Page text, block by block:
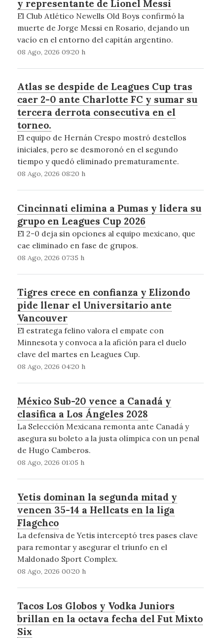
y representante de Lionel Messi
El Club Atlético Newells Old Boys confirmó la
muerte de Jorge Messi en Rosario, dejando un
vacío en el entorno del capitán argentino.
08 Ago, 2026 09:20 h
Atlas se despide de Leagues Cup tras
caer 2-0 ante Charlotte FC y sumar su
tercera derrota consecutiva en el
torneo.
El equipo de Hernán Crespo mostró destellos
iniciales, pero se desmoronó en el segundo
tiempo y quedó eliminado prematuramente.
08 Ago, 2026 08:20 h
Cincinnati elimina a Pumas y lidera su
grupo en Leagues Cup 2026
El 2-0 deja sin opciones al equipo mexicano, que
cae eliminado en fase de grupos.
08 Ago, 2026 07:35 h
Tigres crece en confianza y Elizondo
pide llenar el Universitario ante
Vancouver
El estratega felino valora el empate con
Minnesota y convoca a la afición para el duelo
clave del martes en Leagues Cup.
08 Ago, 2026 04:20 h
México Sub-20 vence a Canadá y
clasifica a Los Ángeles 2028
La Selección Mexicana remonta ante Canadá y
asegura su boleto a la justa olímpica con un penal
de Hugo Camberos.
08 Ago, 2026 01:05 h
Yetis dominan la segunda mitad y
vencen 35-14 a Hellcats en la liga
Flagchco
La defensiva de Yetis interceptó tres pases clave
para remontar y asegurar el triunfo en el
Maldonado Sport Complex.
08 Ago, 2026 00:20 h
Tacos Los Globos y Vodka Juniors
brillan en la octava fecha del Fut Mixto
Six